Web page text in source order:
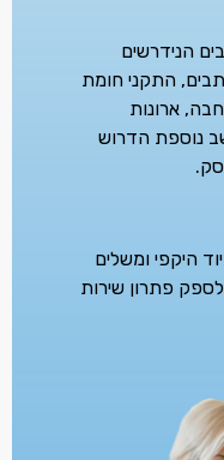
הנידרשים
התקני חומת
ארונות
נוספת הדרוש
היקפי ומשלים
פתרון שירות